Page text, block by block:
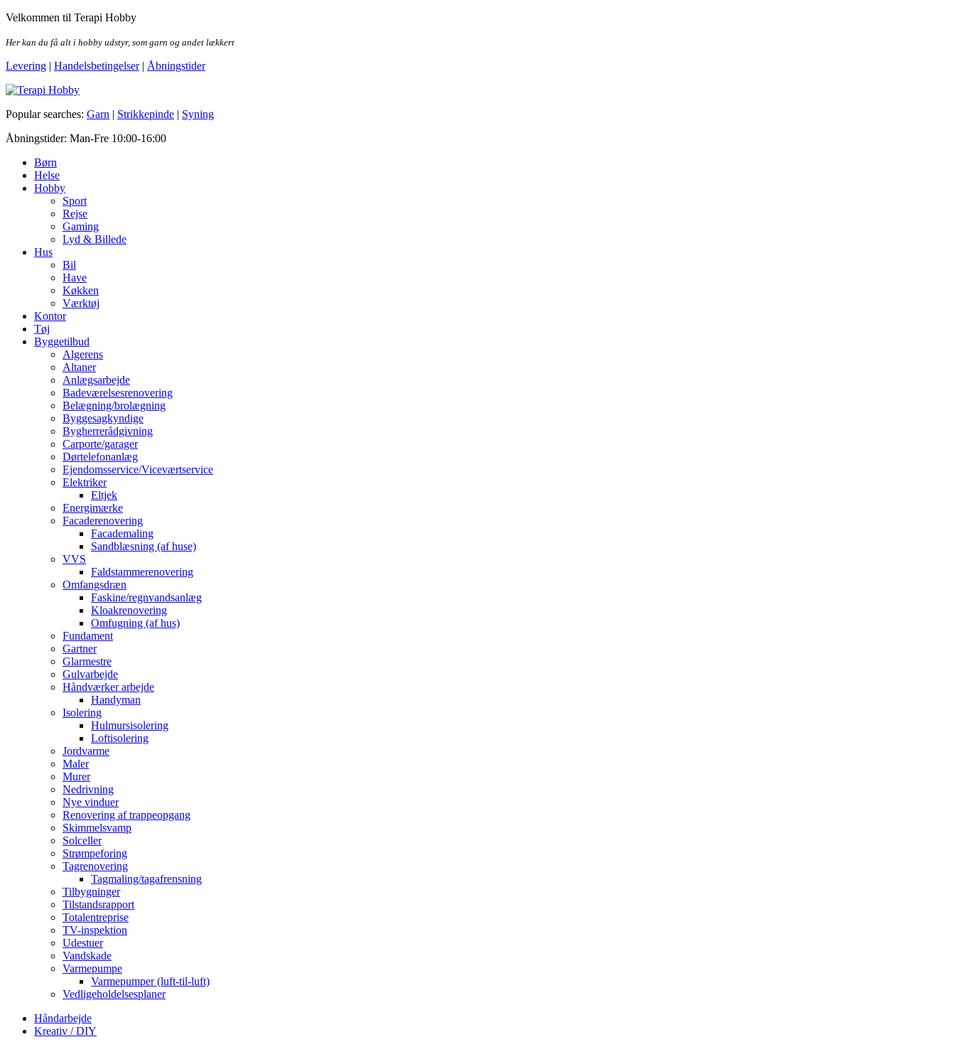
Skip
the
Velkommen til Terapi Hobby
Her kan du få alt i hobby udstyr, som garn og andet lækkert
Levering | Handelsbetingelser| Åbningstider
Terapi Hobby
Popular searches: Garn | Strikkepinde | Syning
Åbningstider: Man-Fre 10:00-16:00
Børn
Helse
Hobby
Sport
Rejse
Gaming
Lyd & Billede
Hus
Bil
Have
Køkken
Værktøj
Kontor
Tøj
Byggetilbud
Algerens
Altaner
Anlægsarbejde
Badeværelsesrenovering
Belægning/brolægning
Byggesagkyndige
Bygherrerådgivning
Carporte/garager
Dørtelefonanlæg
Ejendomsservice/Viceværtservice
Elektriker
Eltjek
Energimærke
Facaderenovering
Facademaling
Sandblæsning (af huse)
VVS
Faldstammerenovering
Omfangsdræn
Faskine/regnvandsanlæg
Kloakrenovering
Omfugning (af hus)
Fundament
Gartner
Glarmestre
Gulvarbejde
Håndværker arbejde
Handyman
Isolering
Hulmursisolering
Loftisolering
Jordvarme
Maler
Murer
Nedrivning
Nye vinduer
Renovering af trappeopgang
Skimmelsvamp
Solceller
Strømpeforing
Tagrenovering
Tagmaling/tagafrensning
Tilbygninger
Tilstandsrapport
Totalentreprise
TV-inspektion
Udestuer
Vandskade
Varmepumpe
Varmepumper (luft-til-luft)
Vedligeholdelsesplaner
Håndarbejde
Kreativ / DIY